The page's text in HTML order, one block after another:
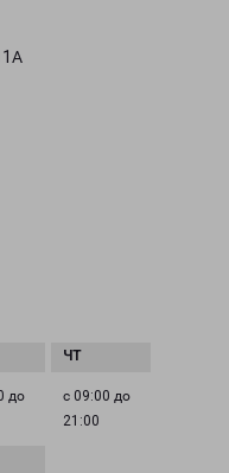
до
с 09:00 до
21:00